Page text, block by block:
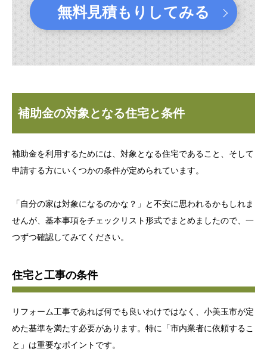
無料見積もりしてみる
補助金の対象となる住宅と条件
補助金を利用するためには、対象となる住宅であること、そして
申請する方にいくつかの条件が定められています。
「自分の家は対象になるのかな？」と不安に思われるかもしれま
せんが、基本事項をチェックリスト形式でまとめましたので、一
つずつ確認してみてください。
住宅と工事の条件
リフォーム工事であれば何でも良いわけではなく、小美玉市が定
めた基準を満たす必要があります。特に「市内業者に依頼するこ
と」は重要なポイントです。